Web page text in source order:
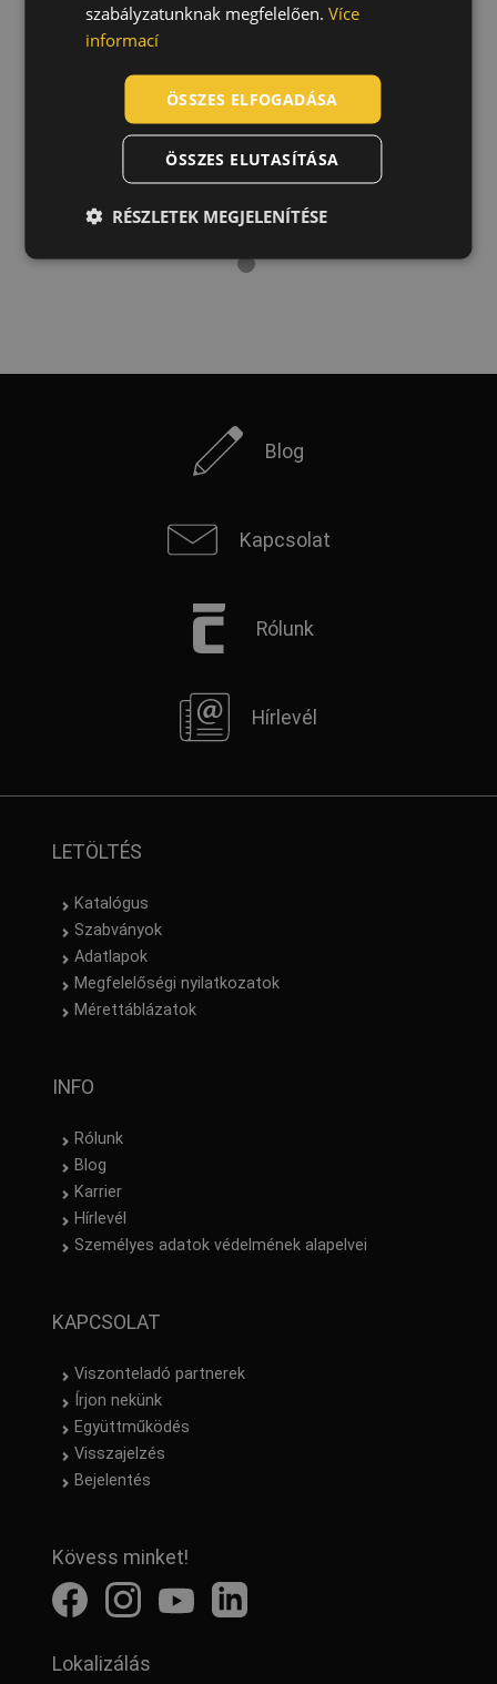
Blog
Kapcsolat
Rólunk
Hírlevél
LETÖLTÉS
Katalógus
Szabványok
Adatlapok
Megfelelőségi nyilatkozatok
Mérettáblázatok
INFO
Rólunk
Blog
Karrier
Hírlevél
Személyes adatok védelmének alapelvei
KAPCSOLAT
Viszonteladó partnerek
Írjon nekünk
Együttműködés
Visszajelzés
Bejelentés
Kövess minket!
Lokalizálás
SLOVAK
GERMAN
szabályzatunknak megfelelően. Více
informací
ÖSSZES ELFOGADÁSA
ÖSSZES ELUTASÍTÁSA
RÉSZLETEK MEGJELENÍTÉSE